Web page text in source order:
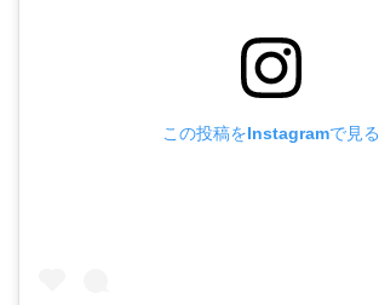
この投稿をInstagramで見る